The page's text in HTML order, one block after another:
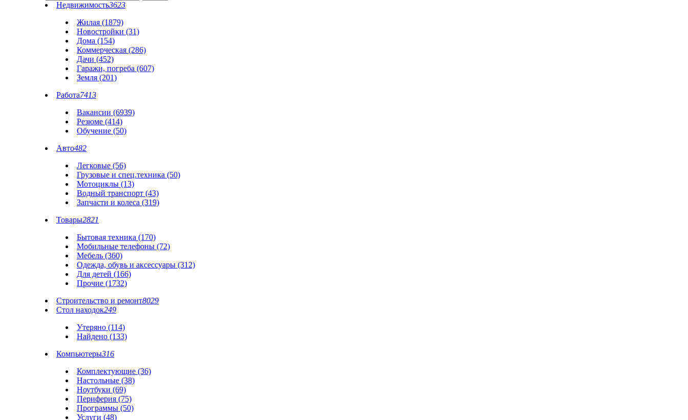
Недвижимость3623
Жилая (1879)
Новостройки (31)
Дома (154)
Коммерческая (286)
Дачи (452)
Гаражи, погреба (607)
Земля (201)
Работа7413
Вакансии (6939)
Резюме (414)
Обучение (50)
Авто482
Легковые (56)
Грузовые и спец.техника (50)
Мотоциклы (13)
Водный транспорт (43)
Запчасти и колеса (319)
Товары2821
Бытовая техника (170)
Мобильные телефоны (72)
Мебель (360)
Одежда, обувь и аксессуары (312)
Для детей (166)
Прочие (1732)
Строительство и ремонт8029
Стол находок249
Утеряно (114)
Найдено (133)
Компьютеры316
Комплектующие (36)
Настольные (38)
Ноутбуки (69)
Периферия (75)
Программы (50)
Услуги (48)